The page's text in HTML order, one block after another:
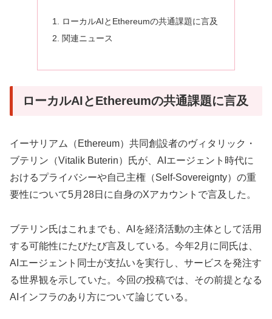
ローカルAIとEthereumの共通課題に言及
関連ニュース
ローカルAIとEthereumの共通課題に言及
イーサリアム（Ethereum）共同創設者のヴィタリック・
ブテリン（Vitalik Buterin）氏が、AIエージェント時代に
おけるプライバシーや自己主権（Self-Sovereignty）の重
要性について5月28日に自身のXアカウントで言及した。
ブテリン氏はこれまでも、AIを経済活動の主体として活用
する可能性にたびたび言及している。今年2月に同氏は、
AIエージェント同士が支払いを実行し、サービスを発注す
る世界観を示していた。今回の投稿では、その前提となる
AIインフラのあり方について論じている。